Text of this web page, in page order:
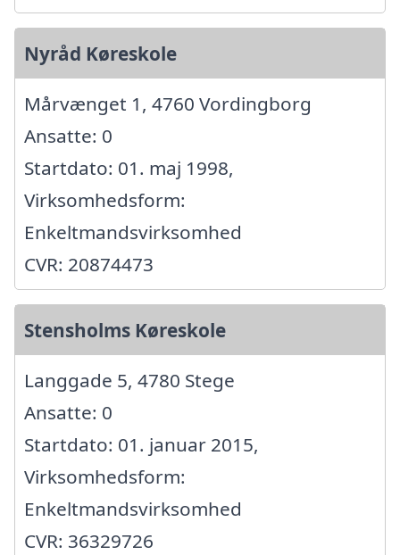
Nyråd Køreskole
Mårvænget 1, 4760 Vordingborg
Ansatte: 0
Startdato: 01. maj 1998,
Virksomhedsform:
Enkeltmandsvirksomhed
CVR: 20874473
Stensholms Køreskole
Langgade 5, 4780 Stege
Ansatte: 0
Startdato: 01. januar 2015,
Virksomhedsform:
Enkeltmandsvirksomhed
CVR: 36329726